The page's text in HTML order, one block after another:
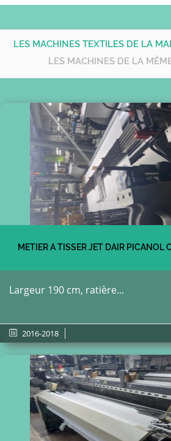
LES MACHINES TEXTILES DE LA
LES MACHINES DE LA
METIER A TISSER JET DAIR PICANOL
Largeur 190 cm, ratière...
2016-2018